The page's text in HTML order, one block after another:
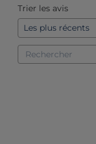
Trier les avis